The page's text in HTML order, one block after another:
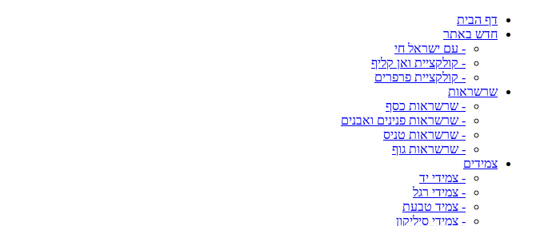
דף הבית
חדש באתר
- עם ישראל חי
- קולקציית ואן קליף
- קולקציית פרפרים
שרשראות
- שרשראות כסף
- שרשראות פנינים ואבנים
- שרשראות טניס
- שרשראות גוף
צמידים
- צמידי יד
- צמידי רגל
- צמיד טבעת
- צמידי סיליקון